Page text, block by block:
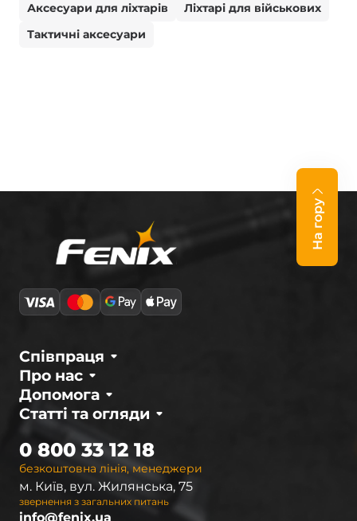
Аксесуари для ліхтарів
Ліхтарі для військових
Тактичні аксесуари
На гору
Про нас
Співпраця
Статті та огляди
Допомога
безкоштовна лінія, менеджери
0 800 33 12 18
м. Київ, вул. Жилянська, 75
звернення з загальних питань
info@fenix.ua